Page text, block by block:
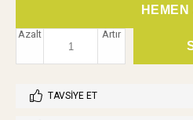
Artır
Azalt
TAVSIYE ET